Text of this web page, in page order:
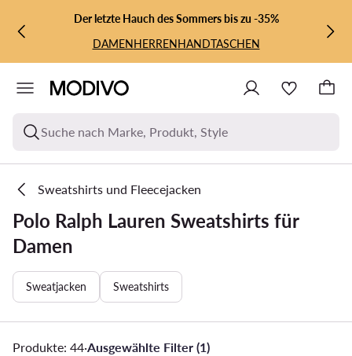
ZUM HAUPTINHALT SPRINGEN
ZUR SUCHEDer letzte Hauch des Sommers bis zu -35%
DAMENHERRENHANDTASCHEN
Suche nach Marke, Produkt, Style
Sweatshirts und Fleecejacken
Polo Ralph Lauren Sweatshirts für
Damen
Sweatjacken Sweatshirts
Produkte: 44·Ausgewählte Filter (1)